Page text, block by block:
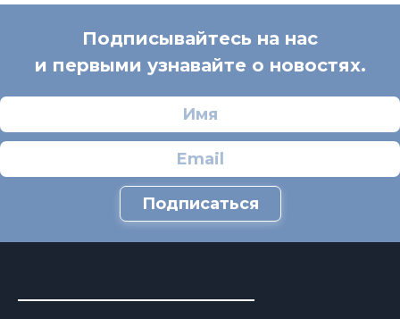
Подписывайтесь на нас
и первыми узнавайте о новостях.
Подписаться